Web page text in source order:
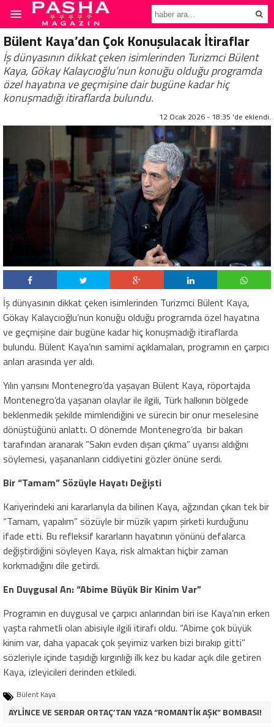
Bülent Kaya’dan Çok Konuşulacak İtiraflar
İş dünyasının dikkat çeken isimlerinden Turizmci Bülent
Kaya, Gökay Kalaycıoğlu’nun konuğu olduğu programda
özel hayatına ve geçmişine dair bugüne kadar hiç
konuşmadığı itiraflarda bulundu.
12 Ocak 2026 - 18:35 'de eklendi.
İş dünyasının dikkat çeken isimlerinden Turizmci Bülent Kaya,
Gökay Kalaycıoğlu’nun konuğu olduğu programda özel hayatına
ve geçmişine dair bugüne kadar hiç konuşmadığı itiraflarda
bulundu. Bülent Kaya’nın samimi açıklamaları, programın en çarpıcı
anları arasında yer aldı.
Yılın yarısını Montenegro’da yaşayan Bülent Kaya, röportajda
Montenegro’da yaşanan olaylar ile ilgili, Türk halkının bölgede
beklenmedik şekilde mimlendiğini ve sürecin bir onur meselesine
dönüştüğünü anlattı. O dönemde Montenegro’da bir bakan
tarafından aranarak “Sakın evden dışarı çıkma” uyarısı aldığını
söylemesi, yaşananların ciddiyetini gözler önüne serdi.
Bir “Tamam” Sözüyle Hayatı Değişti
Kariyerindeki ani kararlarıyla da bilinen Kaya, ağzından çıkan tek bir
“Tamam, yapalım” sözüyle bir müzik yapım şirketi kurduğunu
ifade etti. Bu refleksif kararların hayatının yönünü defalarca
değiştirdiğini söyleyen Kaya, risk almaktan hiçbir zaman
korkmadığını dile getirdi.
En Duygusal An: “Abime Büyük Bir Kinim Var”
Programın en duygusal ve çarpıcı anlarından biri ise Kaya’nın erken
yaşta rahmetli olan abisiyle ilgili itirafı oldu. “Abime çok büyük
kinim var, daha yapacak çok şeyimiz varken bizi bırakıp gitti”
sözleriyle içinde taşıdığı kırgınlığı ilk kez bu kadar açık dile getiren
Kaya, izleyicileri derinden etkiledi.
Bülent Kaya
AYLİNCE VE SERDAR ORTAÇ’TAN YAZA “ROMANTİK AŞK” BOMBASI!